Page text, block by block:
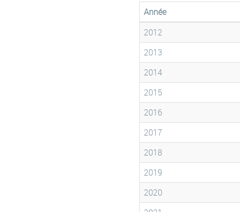
Année
2012
2013
2014
2015
2016
2017
2018
2019
2020